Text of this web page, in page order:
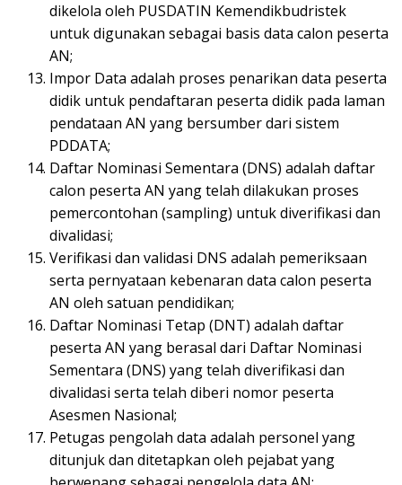
dikelola oleh PUSDATIN Kemendikbudristek
untuk digunakan sebagai basis data calon peserta
AN;
Impor Data adalah proses penarikan data peserta
didik untuk pendaftaran peserta didik pada laman
pendataan AN yang bersumber dari sistem
PDDATA;
Daftar Nominasi Sementara (DNS) adalah daftar
calon peserta AN yang telah dilakukan proses
pemercontohan (sampling) untuk diverifikasi dan
divalidasi;
Verifikasi dan validasi DNS adalah pemeriksaan
serta pernyataan kebenaran data calon peserta
AN oleh satuan pendidikan;
Daftar Nominasi Tetap (DNT) adalah daftar
peserta AN yang berasal dari Daftar Nominasi
Sementara (DNS) yang telah diverifikasi dan
divalidasi serta telah diberi nomor peserta
Asesmen Nasional;
Petugas pengolah data adalah personel yang
ditunjuk dan ditetapkan oleh pejabat yang